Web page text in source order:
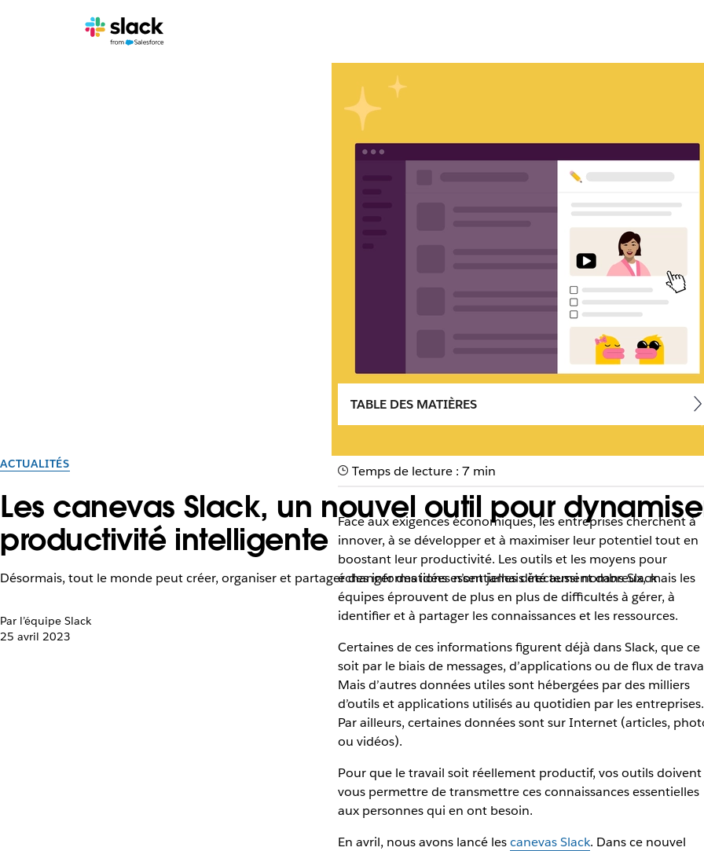
ACTUALITÉS
Les canevas Slack, un nouvel outil pour
productivité intelligente
Désormais, tout le monde peut créer, organiser et partager des informations essentielles directement dans Slack
Par l’équipe Slack
25 avril 2023
TABLE DES MATIÈRES
Temps de lecture : 7 min
Face aux exigences économiques, les entreprises cherchent à
innover, à se développer et à maximiser leur potentiel tout en
boostant leur productivité. Les outils et les moyens pour
échanger des idées n’ont jamais été aussi nombreux, mais les
équipes éprouvent de plus en plus de difficultés à gérer, à
identifier et à partager les connaissances et les ressources.
Certaines de ces informations figurent déjà dans Slack, que ce
soit par le biais de messages, d’applications ou de flux de
Mais d’autres données utiles sont hébergées par des milliers
d’outils et applications utilisés au quotidien par les entreprises.
Par ailleurs, certaines données sont sur Internet (articles,
ou vidéos).
Pour que le travail soit réellement productif, vos outils doivent
vous permettre de transmettre ces connaissances essentielles
aux personnes qui en ont besoin.
En avril, nous avons lancé lescanevas Slack. Dans ce nouvel